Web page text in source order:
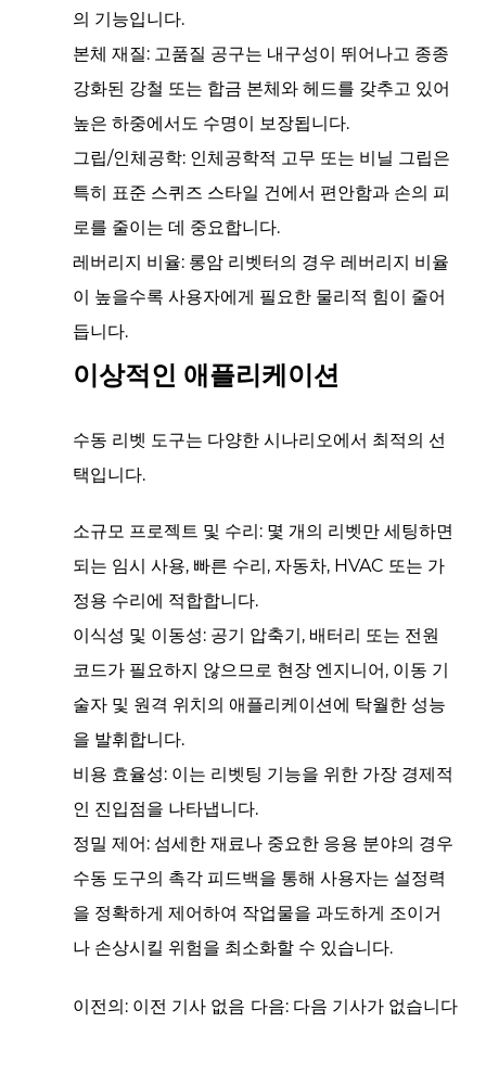
의 기능입니다.
본체 재질: 고품질 공구는 내구성이 뛰어나고 종종
강화된 강철 또는 합금 본체와 헤드를 갖추고 있어
높은 하중에서도 수명이 보장됩니다.
그립/인체공학: 인체공학적 고무 또는 비닐 그립은
특히 표준 스퀴즈 스타일 건에서 편안함과 손의 피
로를 줄이는 데 중요합니다.
레버리지 비율: 롱암 리벳터의 경우 레버리지 비율
이 높을수록 사용자에게 필요한 물리적 힘이 줄어
듭니다.
이상적인 애플리케이션
수동 리벳 도구는 다양한 시나리오에서 최적의 선
택입니다.
소규모 프로젝트 및 수리: 몇 개의 리벳만 세팅하면
되는 임시 사용, 빠른 수리, 자동차, HVAC 또는 가
정용 수리에 적합합니다.
이식성 및 이동성: 공기 압축기, 배터리 또는 전원
코드가 필요하지 않으므로 현장 엔지니어, 이동 기
술자 및 원격 위치의 애플리케이션에 탁월한 성능
을 발휘합니다.
비용 효율성: 이는 리벳팅 기능을 위한 가장 경제적
인 진입점을 나타냅니다.
정밀 제어: 섬세한 재료나 중요한 응용 분야의 경우
수동 도구의 촉각 피드백을 통해 사용자는 설정력
을 정확하게 제어하여 작업물을 과도하게 조이거
나 손상시킬 위험을 최소화할 수 있습니다.
이전의: 이전 기사 없음 다음: 다음 기사가 없습니다